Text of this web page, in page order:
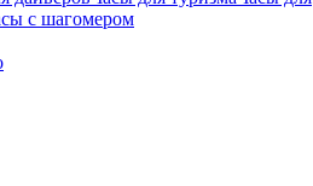
с шагомером